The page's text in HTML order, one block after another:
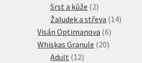
Srst a kůže 22
produkty
Žaludek a střeva 1414
Visán Optimanova 66
produktů
Whiskas Granule 2020
Adult 1212